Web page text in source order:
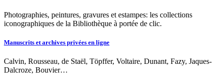
Photographies, peintures, gravures et estampes: les collections
iconographiques de la Bibliothèque à portée de clic.
Manuscrits et archives privées en ligne
Calvin, Rousseau, de Staël, Töpffer, Voltaire, Dunant, Fazy, Jaques-
Dalcroze, Bouvier…